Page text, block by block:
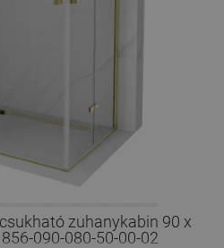
zuhanykabin 90 x
090-080-50-00-02